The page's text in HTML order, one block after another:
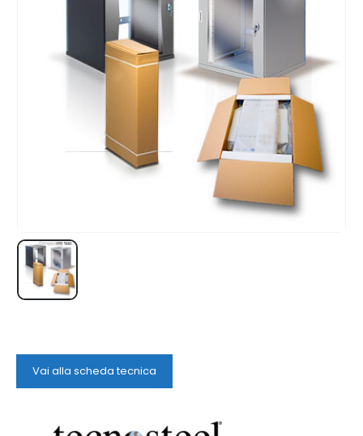
Vai alla scheda tecnica